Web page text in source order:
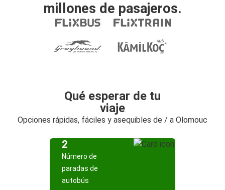
millones de pasajeros.
Qué esperar de tu
viaje
Opciones rápidas, fáciles y asequibles de / a Olomouc
2
Número de
paradas de
autobús